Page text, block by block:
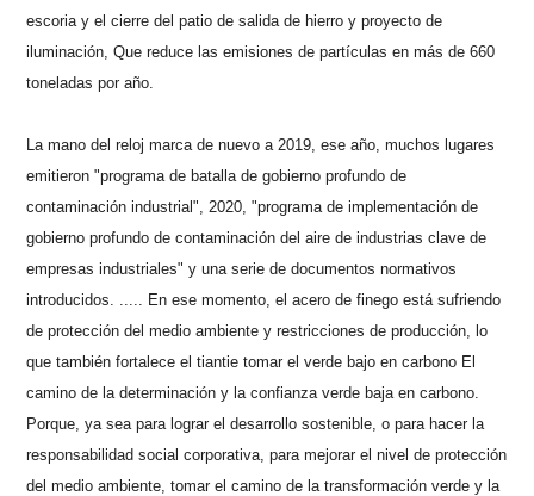
escoria y el cierre del patio de salida de hierro y proyecto de
iluminación, Que reduce las emisiones de partículas en más de 660
toneladas por año.
La mano del reloj marca de nuevo a 2019, ese año, muchos lugares
emitieron "programa de batalla de gobierno profundo de
contaminación industrial", 2020, "programa de implementación de
gobierno profundo de contaminación del aire de industrias clave de
empresas industriales" y una serie de documentos normativos
introducidos. ..... En ese momento, el acero de finego está sufriendo
de protección del medio ambiente y restricciones de producción, lo
que también fortalece el tiantie tomar el verde bajo en carbono El
camino de la determinación y la confianza verde baja en carbono.
Porque, ya sea para lograr el desarrollo sostenible, o para hacer la
responsabilidad social corporativa, para mejorar el nivel de protección
del medio ambiente, tomar el camino de la transformación verde y la